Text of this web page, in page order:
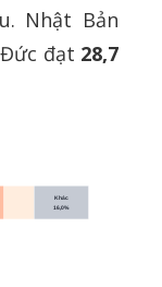
Nhật Bản
đạt 28,7